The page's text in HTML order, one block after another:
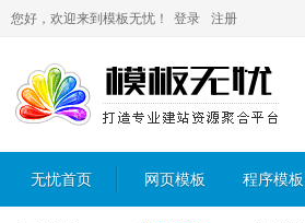
您好，欢迎来到模板无忧！ 登录 注册
无忧首页 网页模板 程序模板